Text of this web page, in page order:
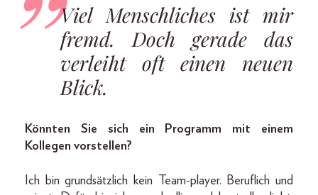
Viel Menschliches ist mir
fremd. Doch gerade das
verleiht oft einen neuen
Blick.
Könnten Sie sich ein Programm mit einem
Kollegen vorstellen?
Ich bin grundsätzlich kein Team-player. Beruflich und